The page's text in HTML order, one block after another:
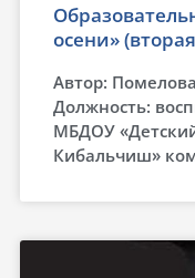
осени»
Автор:
Должность:
МБДОУ
Кибальчиш»